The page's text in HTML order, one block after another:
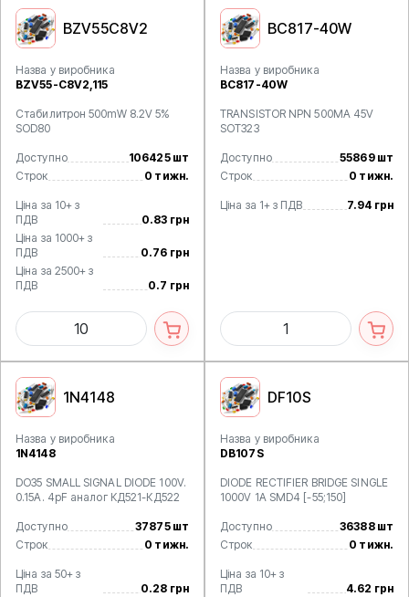
BZV55C8V2
Назва у виробника
BZV55-C8V2,115
Стабилитрон 500mW 8.2V 5%
SOD80
Доступно
106425 шт
Строк
0 тижн.
Ціна за 10+ з
ПДВ
0.83 грн
Ціна за 1000+ з
ПДВ
0.76 грн
Ціна за 2500+ з
ПДВ
0.7 грн
BC817-40W
Назва у виробника
BC817-40W
TRANSISTOR NPN 500MA 45V
SOT323
Доступно
55869 шт
Строк
0 тижн.
Ціна за 1+ з ПДВ 7.94 грн
1N4148
Назва у виробника
1N4148
DO35 SMALL SIGNAL DIODE 100V.
0.15A. 4pF аналог КД521-КД522
Доступно
37875 шт
Строк
0 тижн.
Ціна за 50+ з
ПДВ
0.28 грн
DF10S
Назва у виробника
DB107S
DIODE RECTIFIER BRIDGE SINGLE
1000V 1A SMD4 [-55;150]
Доступно
36388 шт
Строк
0 тижн.
Ціна за 10+ з
ПДВ
4.62 грн